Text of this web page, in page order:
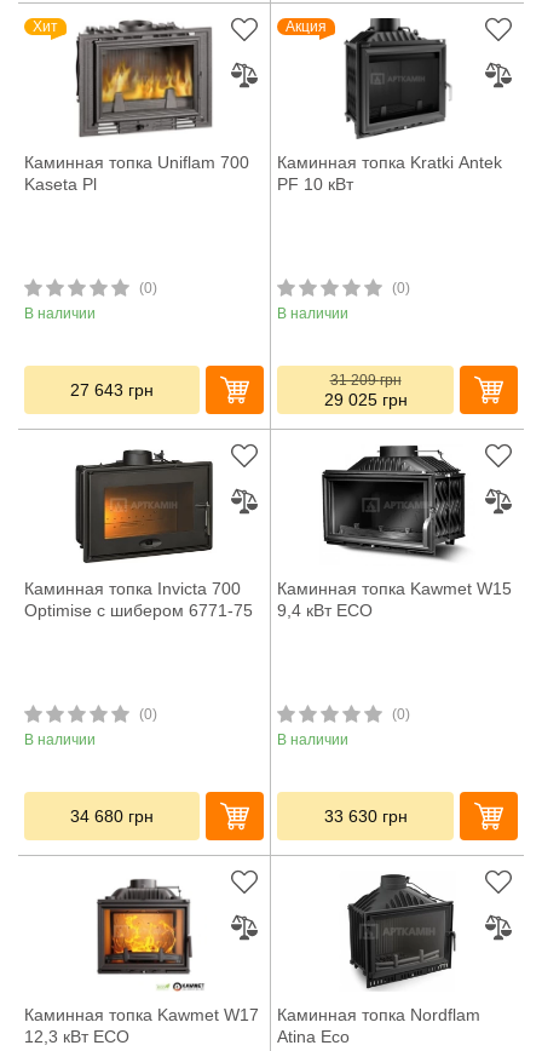
Хит
Каминная топка Uniflam 700
Kaseta Pl
(0)
В наличии
27 643 грн
Акция
Каминная топка Kratki Antek
PF 10 кВт
(0)
В наличии
31 209грн
29 025 грн
Каминная топка Invicta 700
Optimise с шибером 6771-75
(0)
В наличии
34 680 грн
Каминная топка Kawmet W15
9,4 кВт ECO
(0)
В наличии
33 630 грн
Каминная топка Kawmet W17
12,3 кВт ECO
Каминная топка Nordflam
Atina Eco